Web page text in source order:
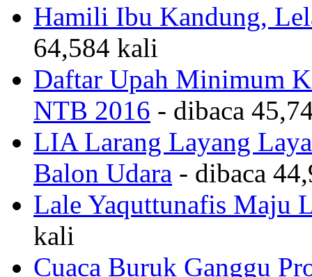
Hamili Ibu Kandung,
64,584 kali
Daftar Upah Minimum
NTB 2016 - dibaca
LIA Larang Layang
Balon Udara - dibaca
Lale Yaquttunafis Maju
kali
Cuaca Buruk Ganggu